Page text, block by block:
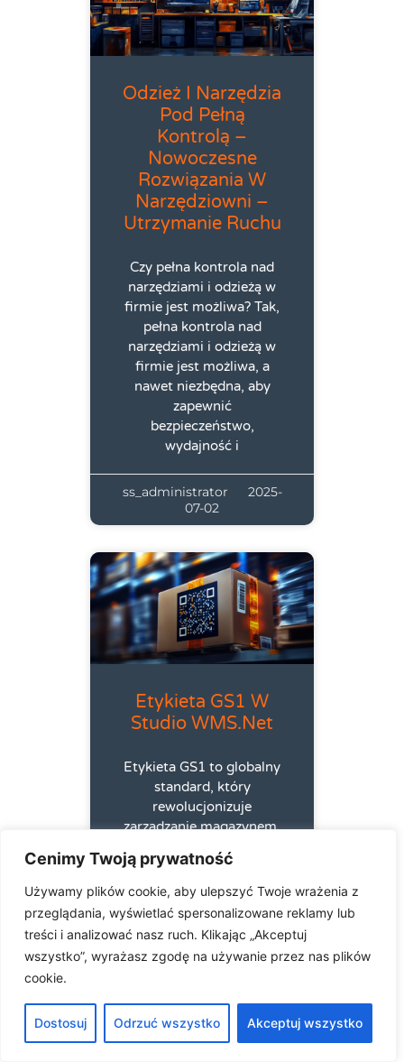
Cenimy Twoją prywatność
Używamy plików cookie, aby ulepszyć Twoje wrażenia z
przeglądania, wyświetlać spersonalizowane reklamy lub
treści i analizować nasz ruch. Klikając „Akceptuj
wszystko”, wyrażasz zgodę na używanie przez nas plików
cookie.
Dostosuj Odrzuć wszystko Akceptuj wszystko
Odzież I Narzędzia
Pod Pełną
Kontrolą –
Nowoczesne
Rozwiązania W
Narzędziowni –
Utrzymanie Ruchu
Czy pełna kontrola nad
narzędziami i odzieżą w
firmie jest możliwa? Tak,
pełna kontrola nad
narzędziami i odzieżą w
firmie jest możliwa, a
nawet niezbędna, aby
zapewnić
bezpieczeństwo,
wydajność i
ss_administrator
2025-
07-02
Etykieta GS1 W
Studio WMS.net
Etykieta GS1 to globalny
standard, który
rewolucjonizuje
zarządzanie magazynem,
oprogramowaniem SaaS.
Systemy magazynowe
działające w chmurze
(SaaS) bezproblemowo
integrują się z etykietami
GS1, umożliwiając
ss_administrator
2025-
08-22